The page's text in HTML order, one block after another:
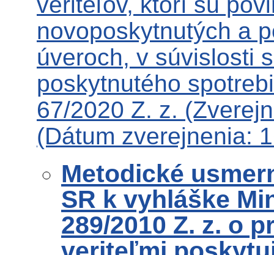
novoposkytnutých a
úveroch, v súvislosti
poskytnutého
67/2020 Z. z.
(Dátum zverejnenia:
Metodické
SR k vyhláške
289/2010 Z. z. o